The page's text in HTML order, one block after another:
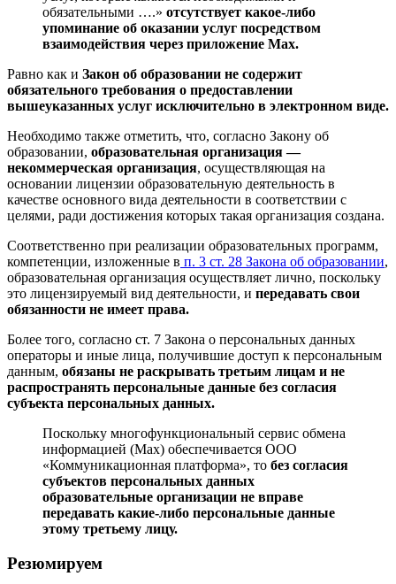
обязательными ….» отсутствует какое-либо
упоминание об оказании услуг посредством
взаимодействия через приложение Max.
Равно как и Закон об образовании не содержит
обязательного требования о предоставлении
вышеуказанных услуг исключительно в электронном виде.
Необходимо также отметить, что, согласно Закону об
образовании, образовательная организация —
некоммерческая организация, осуществляющая на
основании лицензии образовательную деятельность в
качестве основного вида деятельности в соответствии с
целями, ради достижения которых такая организация создана.
Соответственно при реализации образовательных программ,
компетенции, изложенные в п. 3 ст. 28 Закона об образовании,
образовательная организация осуществляет лично, поскольку
это лицензируемый вид деятельности, и передавать свои
обязанности не имеет права.
Более того, согласно ст. 7 Закона о персональных данных
операторы и иные лица, получившие доступ к персональным
данным, обязаны не раскрывать третьим лицам и не
распространять персональные данные без согласия
субъекта персональных данных.
Поскольку многофункциональный сервис обмена
информацией (Max) обеспечивается ООО
«Коммуникационная платформа», то без согласия
субъектов персональных данных
образовательные организации не вправе
передавать какие-либо персональные данные
этому третьему лицу.
Резюмируем